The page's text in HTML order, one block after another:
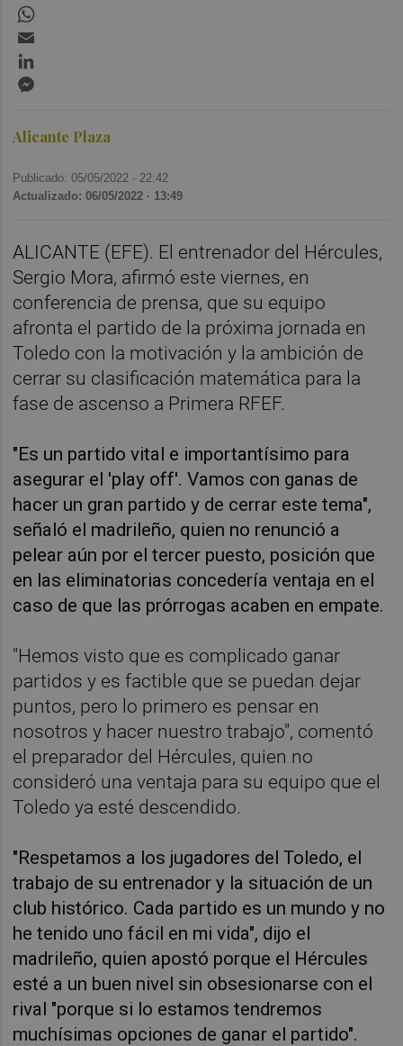
Alicante Plaza
Publicado: 05/05/2022 · 22:42
Actualizado: 06/05/2022 · 13:49
ALICANTE (EFE). El entrenador del Hércules,
Sergio Mora, afirmó este viernes, en
conferencia de prensa, que su equipo
afronta el partido de la próxima jornada en
Toledo con la motivación y la ambición de
cerrar su clasificación matemática para la
fase de ascenso a Primera RFEF.
"Es un partido vital e importantísimo para
asegurar el 'play off'. Vamos con ganas de
hacer un gran partido y de cerrar este tema",
señaló el madrileño, quien no renunció a
pelear aún por el tercer puesto, posición que
en las eliminatorias concedería ventaja en el
caso de que las prórrogas acaben en empate.
"Hemos visto que es complicado ganar
partidos y es factible que se puedan dejar
puntos, pero lo primero es pensar en
nosotros y hacer nuestro trabajo", comentó
el preparador del Hércules, quien no
consideró una ventaja para su equipo que el
Toledo ya esté descendido.
"Respetamos a los jugadores del Toledo, el
trabajo de su entrenador y la situación de un
club histórico. Cada partido es un mundo y no
he tenido uno fácil en mi vida", dijo el
madrileño, quien apostó porque el Hércules
esté a un buen nivel sin obsesionarse con el
rival "porque si lo estamos tendremos
muchísimas opciones de ganar el partido".